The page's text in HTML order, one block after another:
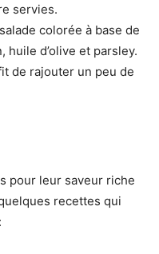
servies.
colorée à base de
d’olive et parsley.
de rajouter un peu de
pour leur saveur riche
recettes qui